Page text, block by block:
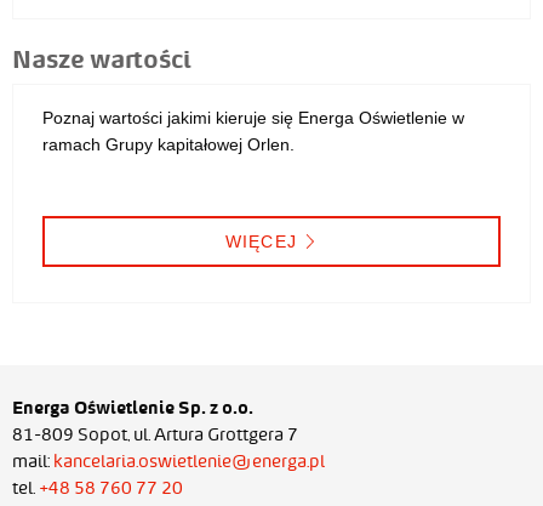
Nasze wartości
Poznaj wartości jakimi kieruje się Energa Oświetlenie w
ramach Grupy kapitałowej Orlen.
WIĘCEJ
Energa Oświetlenie Sp. z o.o.
81-809 Sopot, ul. Artura Grottgera 7
mail: kancelaria.oswietlenie@energa.pl
tel. +48 58 760 77 20